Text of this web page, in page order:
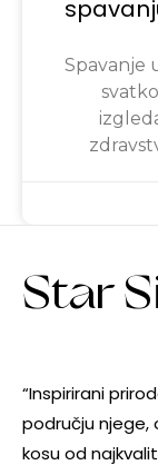
Spavanje
Star
“Inspirirani
području njege,
kosu od